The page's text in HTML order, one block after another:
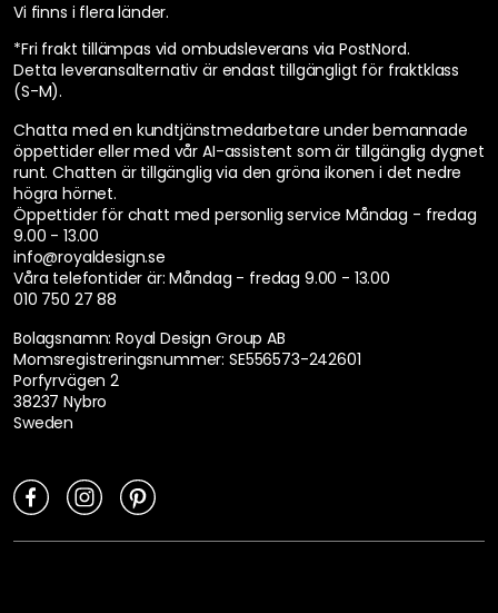
Vi finns i flera länder.
*Fri frakt tillämpas vid ombudsleverans via PostNord.
Detta leveransalternativ är endast tillgängligt för fraktklass
(S-M).
Chatta med en kundtjänstmedarbetare under bemannade
öppettider eller med vår AI-assistent som är tillgänglig dygnet
runt. Chatten är tillgänglig via den gröna ikonen i det nedre
högra hörnet.
Öppettider för chatt med personlig service Måndag - fredag
9.00 - 13.00
info@royaldesign.se
Våra telefontider är: Måndag - fredag 9.00 - 13.00
010 750 27 88
Bolagsnamn: Royal Design Group AB
Momsregistreringsnummer: SE556573-242601
Porfyrvägen 2
38237 Nybro
Sweden